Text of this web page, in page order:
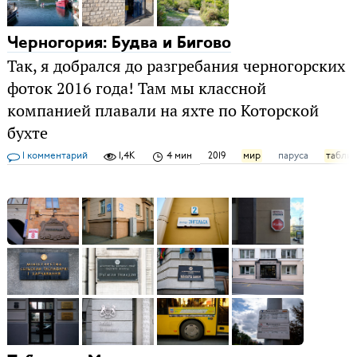
Черногория: Будва и Бигово
Так, я добрался до разгребания черногорских
фоток 2016 года! Там мы классной
компанией плавали на яхте по Которской
бухте
1 комментарий 1,4K 4 мин 2019 мир паруса